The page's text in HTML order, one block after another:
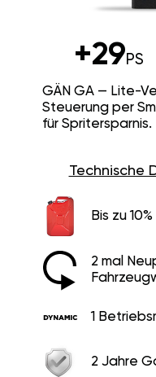
+29PS
GÄN GA — Lite-
Steuerung per
für Spritersparnis.
Technische
Bis zu
2 mal
1
2 Jahre